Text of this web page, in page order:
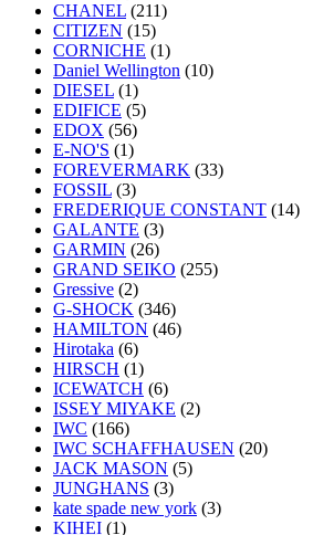
CHANEL (211)
CITIZEN (15)
CORNICHE (1)
Daniel Wellington (10)
DIESEL (1)
EDIFICE (5)
EDOX (56)
E-NO'S (1)
FOREVERMARK (33)
FOSSIL (3)
FREDERIQUE CONSTANT (14)
GALANTE (3)
GARMIN (26)
GRAND SEIKO (255)
Gressive (2)
G-SHOCK (346)
HAMILTON (46)
Hirotaka (6)
HIRSCH (1)
ICEWATCH (6)
ISSEY MIYAKE (2)
IWC (166)
IWC SCHAFFHAUSEN (20)
JACK MASON (5)
JUNGHANS (3)
kate spade new york (3)
KIHEI (1)